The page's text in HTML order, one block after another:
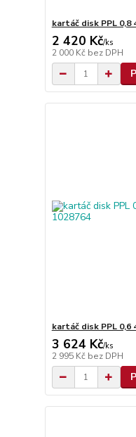
kartáč disk PPL 0,8
2 420 Kč/ks
2 000 Kč bez DPH
kartáč disk PPL 0,6
3 624 Kč/ks
2 995 Kč bez DPH